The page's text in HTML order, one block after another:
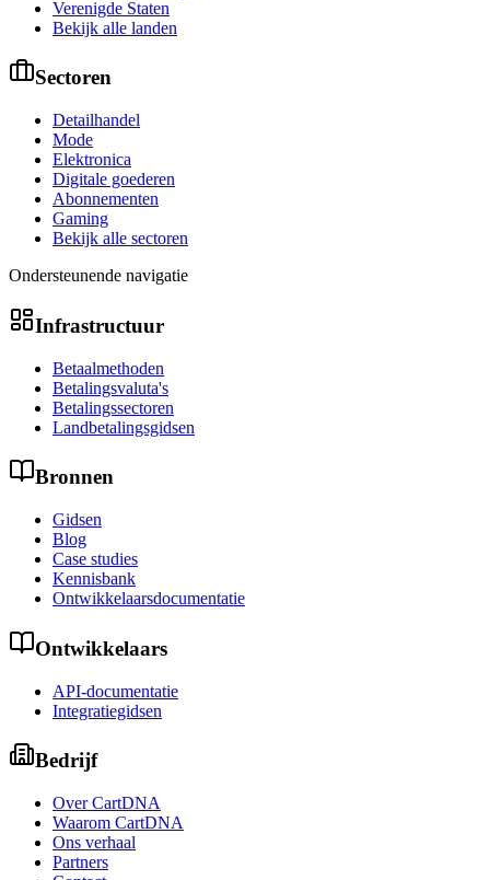
Verenigde Staten
Bekijk alle landen
Sectoren
Detailhandel
Mode
Elektronica
Digitale goederen
Abonnementen
Gaming
Bekijk alle sectoren
Ondersteunende navigatie
Infrastructuur
Betaalmethoden
Betalingsvaluta's
Betalingssectoren
Landbetalingsgidsen
Bronnen
Gidsen
Blog
Case studies
Kennisbank
Ontwikkelaarsdocumentatie
Ontwikkelaars
API-documentatie
Integratiegidsen
Bedrijf
Over CartDNA
Waarom CartDNA
Ons verhaal
Partners